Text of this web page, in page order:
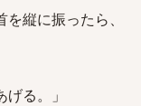
縦に振ったら、
る。」